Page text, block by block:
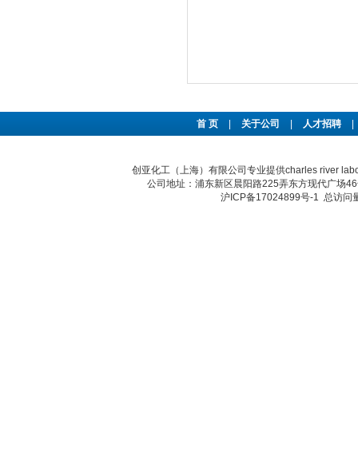
首 页 关于公司 人才招聘
创亚化工（上海）有限公司专业提供charles river
公司地址：浦东新区晨阳路225弄东方现代广场
沪ICP备17024899号-1 总访问